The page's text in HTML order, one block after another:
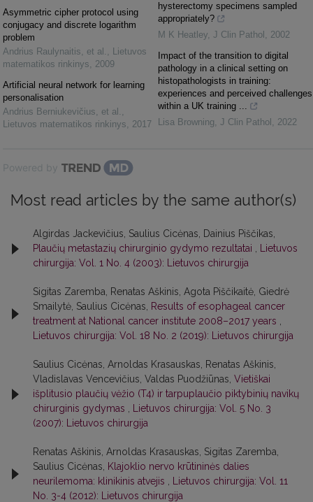
Asymmetric cipher protocol using
conjugacy and discrete logarithm
problem
Andrius Raulynaitis, et al. , Lietuvos
matematikos rinkinys, 2009
Artificial neural network for learning
personalisation
Andrius Berniukevičius, et al. ,
Lietuvos matematikos rinkinys, 2017
hysterectomy specimens sampled
appropriately?
M K Heatley, J Clin Pathol , 2002
Impact of the transition to digital
pathology in a clinical setting on
histopathologists in training:
experiences and perceived challenges
within a UK training ...
Lisa Browning, J Clin Pathol , 2022
Powered by
Most read articles by the same author(s)
Algirdas Jackevičius, Saulius Cicėnas, Dainius Piščikas,
Plaučių metastazių chirurginio gydymo rezultatai
Lietuvos
chirurgija: Vol. 1 No. 4 (2003): Lietuvos chirurgija
Sigitas Zaremba, Renatas Aškinis, Agota Piščikaitė, Giedrė
Smailytė, Saulius Cicėnas,
Results of esophageal cancer
treatment at National cancer institute 2008–2017 years
Lietuvos chirurgija: Vol. 18 No. 2 (2019): Lietuvos chirurgija
Saulius Cicėnas, Arnoldas Krasauskas, Renatas Aškinis,
Vladislavas Vencevičius, Valdas Puodžiūnas, Vietiškai
išplitusio plaučių vėžio (T4) ir tarpuplaučio piktybinių navikų
chirurginis gydymas
Lietuvos chirurgija: Vol. 5 No. 3
(2007): Lietuvos chirurgija
Renatas Aškinis, Arnoldas Krasauskas, Sigitas Zaremba,
Saulius Cicėnas,
Klajoklio nervo krūtininės dalies
neurilemoma: klinikinis atvejis
Lietuvos chirurgija: Vol. 11
No. 3-4 (2012): Lietuvos chirurgija